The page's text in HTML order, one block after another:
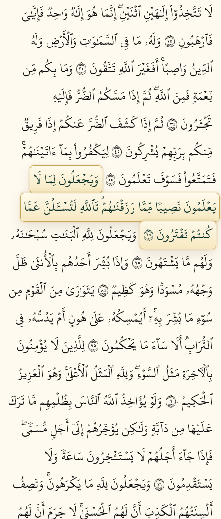
لَا تَتَّخِذُوٓاْ إِلَٰهَيۡنِ ٱثۡنَيۡنِۖ إِنَّمَا هُوَ إِلَٰهٞ وَٰحِدٞ فَإِيَّٰيَ
فَٱرۡهَبُونِ ٥١
وَلَهُۥ مَا فِي ٱلسَّمَٰوَٰتِ وَٱلۡأَرۡضِ وَلَهُ
ٱلدِّينُ وَاصِبًاۚ أَفَغَيۡرَ ٱللَّهِ تَتَّقُونَ ٥٢
وَمَا بِكُم مِّن
نِّعۡمَةٖ فَمِنَ ٱللَّهِۖ ثُمَّ إِذَا مَسَّكُمُ ٱلضُّرُّ فَإِلَيۡهِ
تَجۡـَٔرُونَ ٥٣
ثُمَّ إِذَا كَشَفَ ٱلضُّرَّ عَنكُمۡ إِذَا فَرِيقٞ
مِّنكُم بِرَبِّهِمۡ يُشۡرِكُونَ ٥٤
لِيَكۡفُرُواْ بِمَآ ءَاتَيۡنَٰهُمۡۚ
فَتَمَتَّعُواْ فَسَوۡفَ تَعۡلَمُونَ ٥٥
وَيَجۡعَلُونَ لِمَا لَا
يَعۡلَمُونَ نَصِيبٗا مِّمَّا رَزَقۡنَٰهُمۡۗ تَٱللَّهِ لَتُسۡـَٔلُنَّ عَمَّا
كُنتُمۡ تَفۡتَرُونَ ٥٦
وَيَجۡعَلُونَ لِلَّهِ ٱلۡبَنَٰتِ سُبۡحَٰنَهُۥ
وَلَهُم مَّا يَشۡتَهُونَ ٥٧
وَإِذَا بُشِّرَ أَحَدُهُم بِٱلۡأُنثَىٰ ظَلَّ
وَجۡهُهُۥ مُسۡوَدّٗا وَهُوَ كَظِيمٞ ٥٨
يَتَوَٰرَىٰ مِنَ ٱلۡقَوۡمِ مِن
سُوٓءِ مَا بُشِّرَ بِهِۦٓۚ أَيُمۡسِكُهُۥ عَلَىٰ هُونٍ أَمۡ يَدُسُّهُۥ فِي
ٱلتُّرَابِۗ أَلَا سَآءَ مَا يَحۡكُمُونَ ٥٩
لِلَّذِينَ لَا يُؤۡمِنُونَ
بِٱلۡأٓخِرَةِ مَثَلُ ٱلسَّوۡءِۖ وَلِلَّهِ ٱلۡمَثَلُ ٱلۡأَعۡلَىٰۚ وَهُوَ ٱلۡعَزِيزُ
ٱلۡحَكِيمُ ٦٠
وَلَوۡ يُؤَاخِذُ ٱللَّهُ ٱلنَّاسَ بِظُلۡمِهِم مَّا تَرَكَ
عَلَيۡهَا مِن دَآبَّةٖ وَلَٰكِن يُؤَخِّرُهُمۡ إِلَىٰٓ أَجَلٖ مُّسَمّٗىۖ
فَإِذَا جَآءَ أَجَلُهُمۡ لَا يَسۡتَـٔۡخِرُونَ سَاعَةٗ وَلَا
يَسۡتَقۡدِمُونَ ٦١
وَيَجۡعَلُونَ لِلَّهِ مَا يَكۡرَهُونَۚ وَتَصِفُ
أَلۡسِنَتُهُمُ ٱلۡكَذِبَ أَنَّ لَهُمُ ٱلۡحُسۡنَىٰۚ لَا جَرَمَ أَنَّ لَهُمُ